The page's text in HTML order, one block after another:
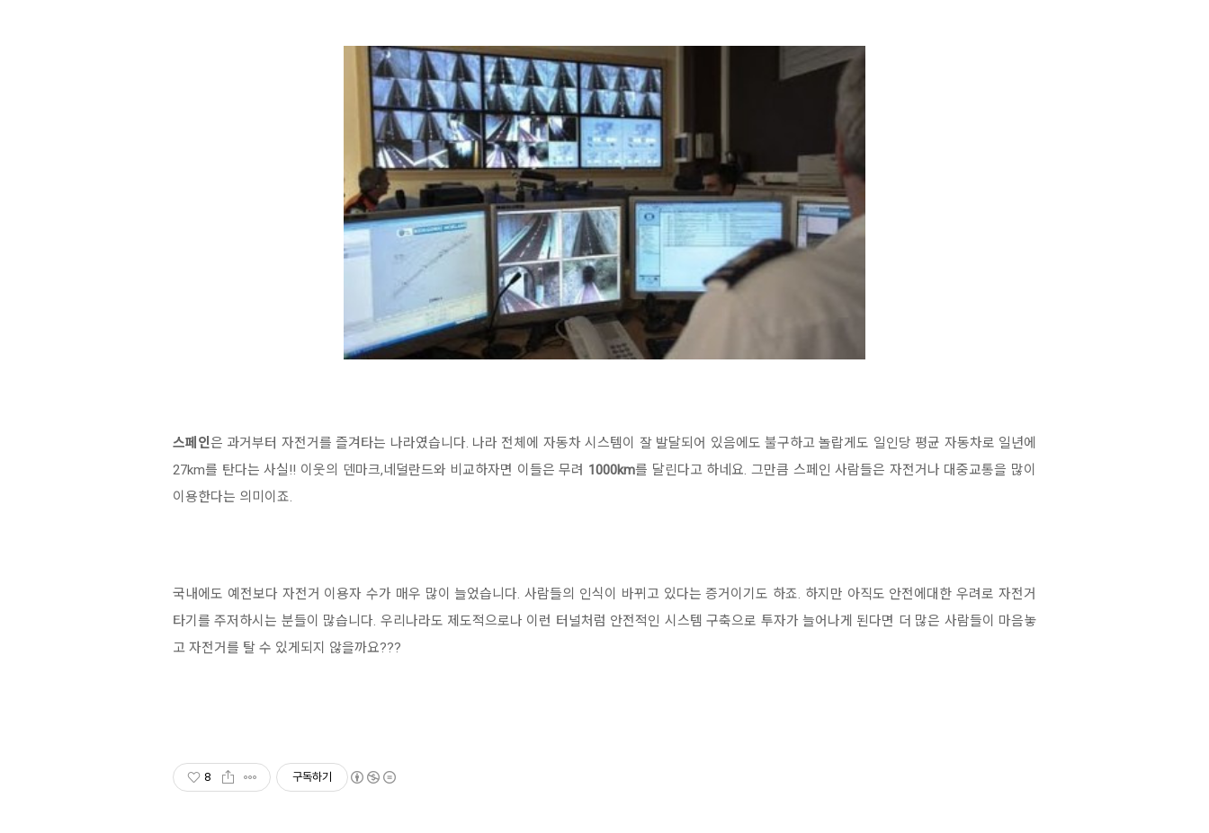
스페인은 과거부터 자전거를 즐겨타는 나라였습니다. 나라 전체에 자동차 시스템이 잘 발달되어 있음에도 불구하고 놀랍게도 일인당 평균 자동차로 일년에
27km를 탄다는 사실!! 이웃의 덴마크,네덜란드와 비교하자면 이들은 무려 1000km를 달린다고 하네요. 그만큼 스페인 사람들은 자전거나 대중교통을 많이
이용한다는 의미이죠.
국내에도 예전보다 자전거 이용자 수가 매우 많이 늘었습니다. 사람들의 인식이 바뀌고 있다는 증거이기도 하죠. 하지만 아직도 안전에대한 우려로 자전거
타기를 주저하시는 분들이 많습니다. 우리나라도 제도적으로나 이런 터널처럼 안전적인 시스템 구축으로 투자가 늘어나게 된다면 더 많은 사람들이 마음놓
고 자전거를 탈 수 있게되지 않을까요???
8 구독하기